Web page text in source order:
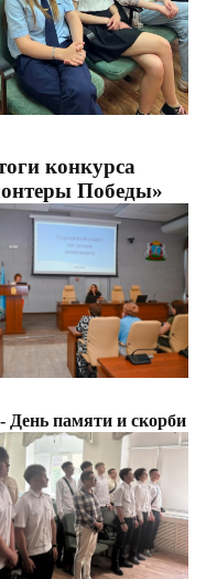
конкурса
Победы»
День памяти и скорби